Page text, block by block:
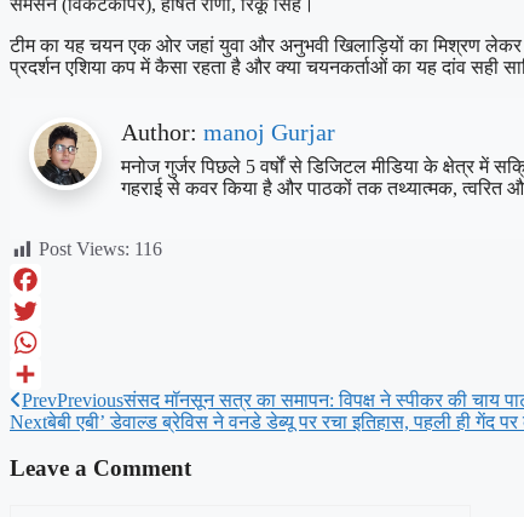
सैमसन (विकेटकीपर), हर्षित राणा, रिंकू सिंह।
टीम का यह चयन एक ओर जहां युवा और अनुभवी खिलाड़ियों का मिश्रण लेकर
प्रदर्शन एशिया कप में कैसा रहता है और क्या चयनकर्ताओं का यह दांव सही
Author: manoj Gurjar
मनोज गुर्जर पिछले 5 वर्षों से डिजिटल मीडिया के क्षेत्र
गहराई से कवर किया है और पाठकों तक तथ्यात्मक, त्वरित
Post Views: 116
Facebook
Twitter
WhatsApp
Share
PrevPreviousसंसद मॉनसून सत्र का समापन: विपक्ष ने स्पीकर की चाय
Nextबेबी एबी’ डेवाल्ड ब्रेविस ने वनडे डेब्यू पर रचा इतिहास, पहली ही गेंद पर
Leave a Comment